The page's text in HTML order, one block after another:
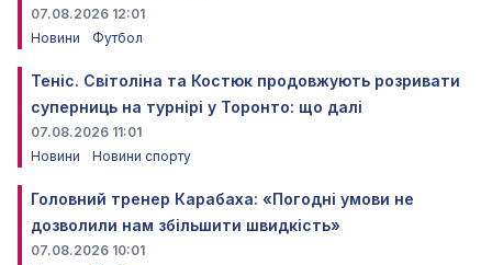
07.08.2026 12:01
Новини
Футбол
Теніс. Світоліна та Костюк продовжують розривати
суперниць на турнірі у Торонто: що далі
07.08.2026 11:01
Новини
Новини спорту
Головний тренер Карабаха: «Погодні умови не
дозволили нам збільшити швидкість»
07.08.2026 10:01